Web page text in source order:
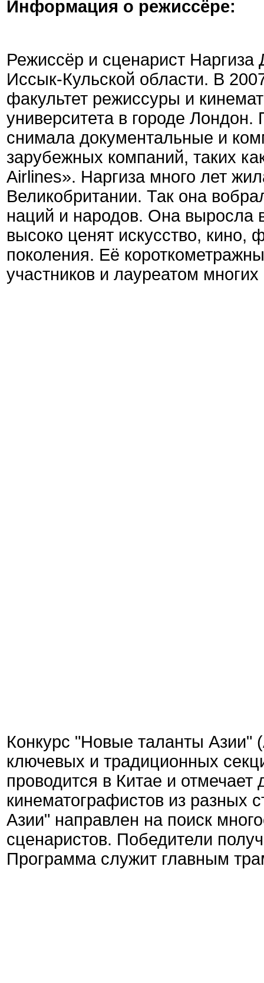
Информация о режиссёре:
Режиссёр и сценарист
Иссык-Кульской области. В
факультет режиссуры и
университета в городе
снимала документальные и
зарубежных компаний, таких
Airlines». Наргиза много лет
Великобритании. Так она
наций и народов. Она выросла
высоко ценят искусство, кино,
поколения. Её
участников и лауреатом
Конкурс "Новые таланты Азии"
ключевых и традиционных
проводится в Китае и
кинематографистов из разных
Азии" направлен на поиск
сценаристов. Победители
Программа служит главным